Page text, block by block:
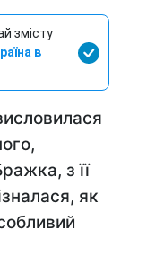
змісту
в
з її
як